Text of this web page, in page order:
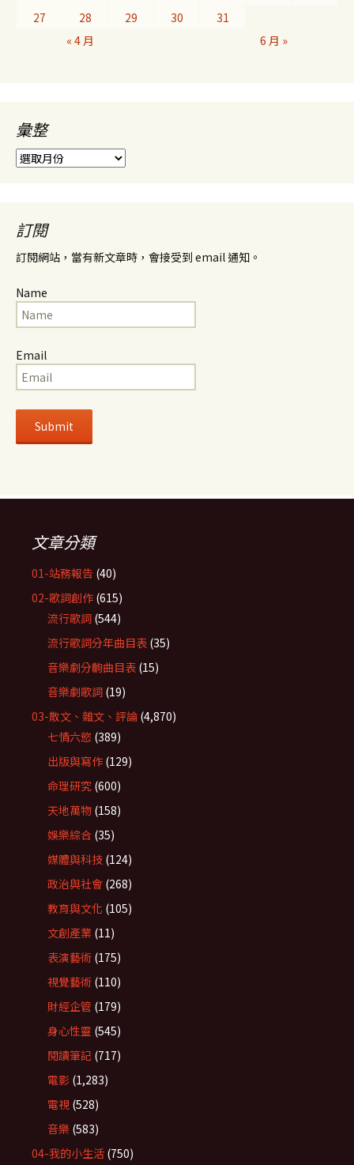
27
28 29 30
31
« 4 月
6 月 »
彙整
彙
整
訂閱
訂閱網站，當有新文章時，會接受到 email 通知。
Name
Email
文章分類
01-站務報告 (40)
02-歌詞創作 (615)
流行歌詞 (544)
流行歌詞分年曲目表 (35)
音樂劇分齣曲目表 (15)
音樂劇歌詞 (19)
03-散文、雜文、評論 (4,870)
七情六慾 (389)
出版與寫作 (129)
命理研究 (600)
天地萬物 (158)
娛樂綜合 (35)
媒體與科技 (124)
政治與社會 (268)
教育與文化 (105)
文創產業 (11)
表演藝術 (175)
視覺藝術 (110)
財經企管 (179)
身心性靈 (545)
閱讀筆記 (717)
電影 (1,283)
電視 (528)
音樂 (583)
04-我的小生活 (750)